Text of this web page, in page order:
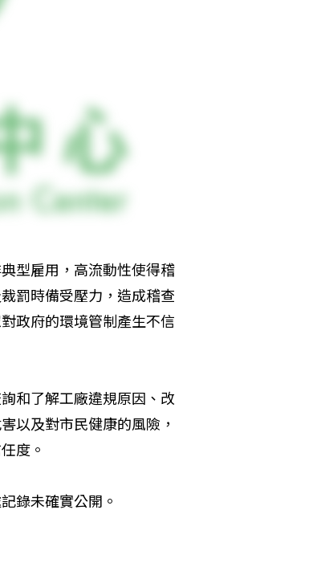
型雇用，高流動性使得稽
罰時備受壓力，造成稽查
政府的環境管制產生不信
和了解工廠違規原因、改
以及對市民健康的風險，
度。
錄未確實公開。